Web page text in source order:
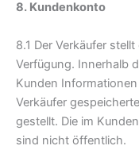
8. Kundenkonto
8.1 Der Verkäufer
Verfügung. Innerhalb
Kunden
Verkäufer
gestellt. Die im
sind nicht öffentlich.